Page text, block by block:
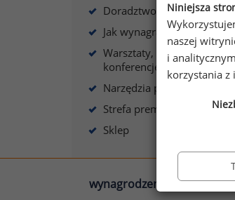
Doradztwo płacowe
Jak wynagradzać?
Warsztaty, szkolenia,
konferencje
Narzędzia płacowe
Strefa premium
Sklep
wynagrodzenia.pl
Niniejsza
naszej
i
korzystania z